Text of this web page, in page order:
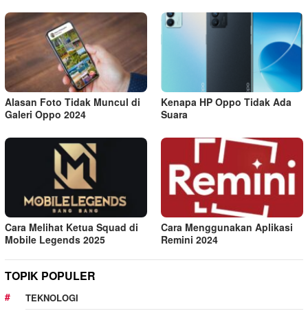
Alasan Foto Tidak Muncul di
Galeri Oppo 2024
Kenapa HP Oppo Tidak Ada
Suara
Cara Melihat Ketua Squad di
Mobile Legends 2025
Cara Menggunakan Aplikasi
Remini 2024
TOPIK POPULER
TEKNOLOGI